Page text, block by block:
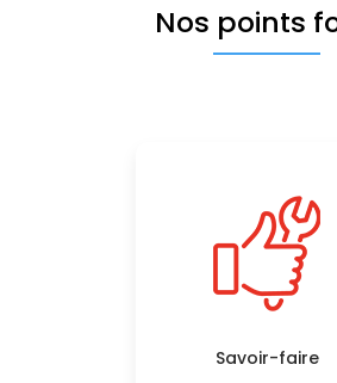
Nos points
Savoir-faire